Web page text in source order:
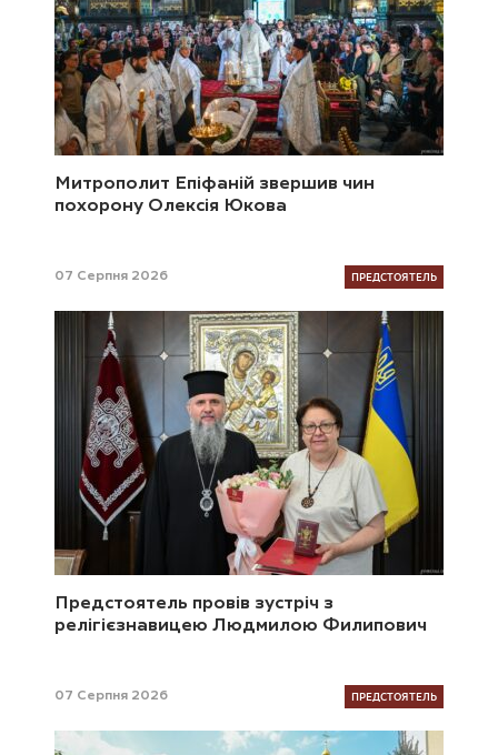
Митрополит Епіфаній звершив чин
похорону Олексія Юкова
07 Серпня 2026 ПРЕДСТОЯТЕЛЬ
Предстоятель провів зустріч з
релігієзнавицею Людмилою Филипович
07 Серпня 2026 ПРЕДСТОЯТЕЛЬ